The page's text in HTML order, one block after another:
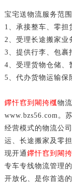
宝宅送物流服务范围
1、承接整车、零担
2、受理长途搬家业
3、提供行李、包裹
4、受理货物仓储、
5、代办货物运输保
鑻忓窞到闀挎槬物
www.bzs56.com。
经营模式的物流公
运、长途搬家及零
现开通 鑻忓窞到闀
专车专线物流管理
开放化、是你首选的